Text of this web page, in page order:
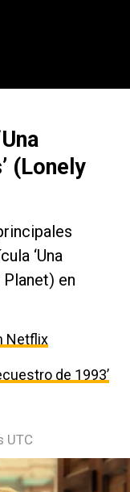
(Lonely
‘Una
en
Netflix
de 1993’
UTC